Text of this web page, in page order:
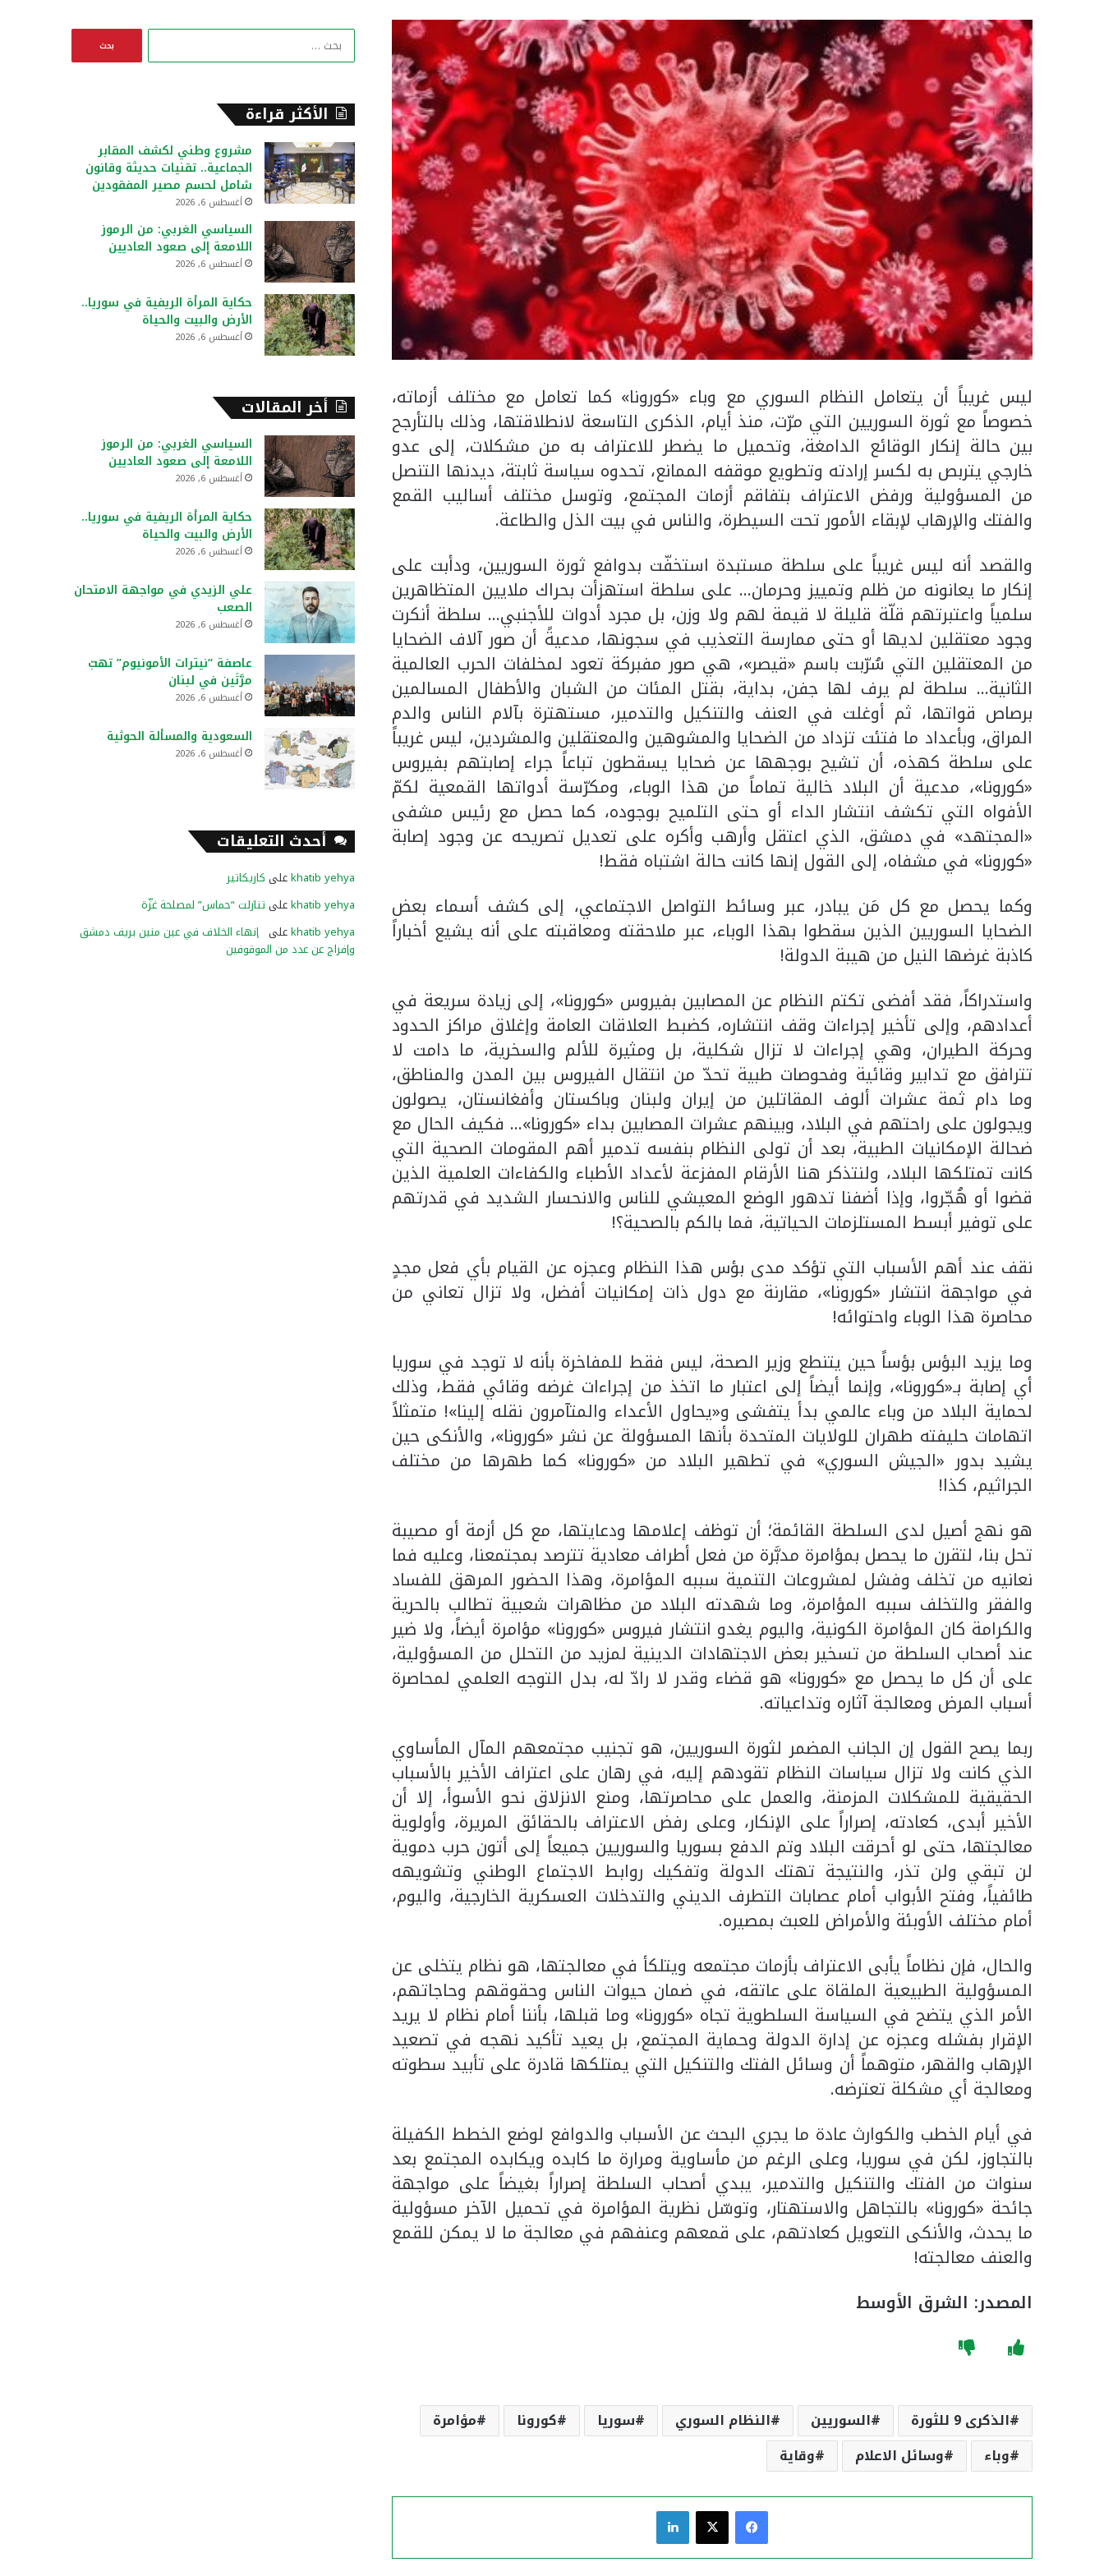
ليس غريباً أن يتعامل النظام السوري مع وباء «كورونا» كما تعامل مع مختلف أزماته،
خصوصاً مع ثورة السوريين التي مرّت، منذ أيام، الذكرى التاسعة لانطلاقتها، وذلك بالتأرجح
بين حالة إنكار الوقائع الدامغة، وتحميل ما يضطر للاعتراف به من مشكلات، إلى عدو
خارجي يتربص به لكسر إرادته وتطويع موقفه الممانع، تحدوه سياسة ثابتة، ديدنها التنصل
من المسؤولية ورفض الاعتراف بتفاقم أزمات المجتمع، وتوسل مختلف أساليب القمع
والفتك والإرهاب لإبقاء الأمور تحت السيطرة، والناس في بيت الذل والطاعة.
والقصد أنه ليس غريباً على سلطة مستبدة استخفّت بدوافع ثورة السوريين، ودأبت على
إنكار ما يعانونه من ظلم وتمييز وحرمان… على سلطة استهزأت بحراك ملايين المتظاهرين
سلمياً واعتبرتهم قلّة قليلة لا قيمة لهم ولا وزن، بل مجرد أدوات للأجنبي… سلطة أنكرت
وجود معتقلين لديها أو حتى ممارسة التعذيب في سجونها، مدعيةً أن صور آلاف الضحايا
من المعتقلين التي سُرّبت باسم «قيصر»، هي صور مفبركة تعود لمخلفات الحرب العالمية
الثانية… سلطة لم يرف لها جفن، بداية، بقتل المئات من الشبان والأطفال المسالمين
برصاص قواتها، ثم أوغلت في العنف والتنكيل والتدمير، مستهترة بآلام الناس والدم
المراق، وبأعداد ما فتئت تزداد من الضحايا والمشوهين والمعتقلين والمشردين، ليس غريباً
على سلطة كهذه، أن تشيح بوجهها عن ضحايا يسقطون تباعاً جراء إصابتهم بفيروس
«كورونا»، مدعية أن البلاد خالية تماماً من هذا الوباء، ومكرّسة أدواتها القمعية لكمّ
الأفواه التي تكشف انتشار الداء أو حتى التلميح بوجوده، كما حصل مع رئيس مشفى
«المجتهد» في دمشق، الذي اعتقل وأرهب وأكره على تعديل تصريحه عن وجود إصابة
«كورونا» في مشفاه، إلى القول إنها كانت حالة اشتباه فقط!
وكما يحصل مع كل مَن يبادر، عبر وسائط التواصل الاجتماعي، إلى كشف أسماء بعض
الضحايا السوريين الذين سقطوا بهذا الوباء، عبر ملاحقته ومعاقبته على أنه يشيع أخباراً
كاذبة غرضها النيل من هيبة الدولة!
واستدراكاً، فقد أفضى تكتم النظام عن المصابين بفيروس «كورونا»، إلى زيادة سريعة في
أعدادهم، وإلى تأخير إجراءات وقف انتشاره، كضبط العلاقات العامة وإغلاق مراكز الحدود
وحركة الطيران، وهي إجراءات لا تزال شكلية، بل ومثيرة للألم والسخرية، ما دامت لا
تترافق مع تدابير وقائية وفحوصات طبية تحدّ من انتقال الفيروس بين المدن والمناطق،
وما دام ثمة عشرات ألوف المقاتلين من إيران ولبنان وباكستان وأفغانستان، يصولون
ويجولون على راحتهم في البلاد، وبينهم عشرات المصابين بداء «كورونا»… فكيف الحال مع
ضحالة الإمكانيات الطبية، بعد أن تولى النظام بنفسه تدمير أهم المقومات الصحية التي
كانت تمتلكها البلاد، ولنتذكر هنا الأرقام المفزعة لأعداد الأطباء والكفاءات العلمية الذين
قضوا أو هُجّروا، وإذا أضفنا تدهور الوضع المعيشي للناس والانحسار الشديد في قدرتهم
على توفير أبسط المستلزمات الحياتية، فما بالكم بالصحية؟!
نقف عند أهم الأسباب التي تؤكد مدى بؤس هذا النظام وعجزه عن القيام بأي فعل مجدٍ
في مواجهة انتشار «كورونا»، مقارنة مع دول ذات إمكانيات أفضل، ولا تزال تعاني من
محاصرة هذا الوباء واحتوائه!
وما يزيد البؤس بؤساً حين يتنطع وزير الصحة، ليس فقط للمفاخرة بأنه لا توجد في سوريا
أي إصابة بـ«كورونا»، وإنما أيضاً إلى اعتبار ما اتخذ من إجراءات غرضه وقائي فقط، وذلك
لحماية البلاد من وباء عالمي بدأ يتفشى و«يحاول الأعداء والمتآمرون نقله إلينا»! متمثلاً
اتهامات حليفته طهران للولايات المتحدة بأنها المسؤولة عن نشر «كورونا»، والأنكى حين
يشيد بدور «الجيش السوري» في تطهير البلاد من «كورونا» كما طهرها من مختلف
الجراثيم، كذا!
هو نهج أصيل لدى السلطة القائمة؛ أن توظف إعلامها ودعايتها، مع كل أزمة أو مصيبة
تحل بنا، لتقرن ما يحصل بمؤامرة مدبَّرة من فعل أطراف معادية تترصد بمجتمعنا، وعليه فما
نعانيه من تخلف وفشل لمشروعات التنمية سببه المؤامرة، وهذا الحضور المرهق للفساد
والفقر والتخلف سببه المؤامرة، وما شهدته البلاد من مظاهرات شعبية تطالب بالحرية
والكرامة كان المؤامرة الكونية، واليوم يغدو انتشار فيروس «كورونا» مؤامرة أيضاً، ولا ضير
عند أصحاب السلطة من تسخير بعض الاجتهادات الدينية لمزيد من التحلل من المسؤولية،
على أن كل ما يحصل مع «كورونا» هو قضاء وقدر لا رادّ له، بدل التوجه العلمي لمحاصرة
أسباب المرض ومعالجة آثاره وتداعياته.
ربما يصح القول إن الجانب المضمر لثورة السوريين، هو تجنيب مجتمعهم المآل المأساوي
الذي كانت ولا تزال سياسات النظام تقودهم إليه، في رهان على اعتراف الأخير بالأسباب
الحقيقية للمشكلات المزمنة، والعمل على محاصرتها، ومنع الانزلاق نحو الأسوأ، إلا أن
الأخير أبدى، كعادته، إصراراً على الإنكار، وعلى رفض الاعتراف بالحقائق المريرة، وأولوية
معالجتها، حتى لو أحرقت البلاد وتم الدفع بسوريا والسوريين جميعاً إلى أتون حرب دموية
لن تبقي ولن تذر، والنتيجة تهتك الدولة وتفكيك روابط الاجتماع الوطني وتشويهه
طائفياً، وفتح الأبواب أمام عصابات التطرف الديني والتدخلات العسكرية الخارجية، واليوم،
أمام مختلف الأوبئة والأمراض للعبث بمصيره.
والحال، فإن نظاماً يأبى الاعتراف بأزمات مجتمعه ويتلكأ في معالجتها، هو نظام يتخلى عن
المسؤولية الطبيعية الملقاة على عاتقه، في ضمان حيوات الناس وحقوقهم وحاجاتهم،
الأمر الذي يتضح في السياسة السلطوية تجاه «كورونا» وما قبلها، بأننا أمام نظام لا يريد
الإقرار بفشله وعجزه عن إدارة الدولة وحماية المجتمع، بل يعيد تأكيد نهجه في تصعيد
الإرهاب والقهر، متوهماً أن وسائل الفتك والتنكيل التي يمتلكها قادرة على تأبيد سطوته
ومعالجة أي مشكلة تعترضه.
في أيام الخطب والكوارث عادة ما يجري البحث عن الأسباب والدوافع لوضع الخطط الكفيلة
بالتجاوز، لكن في سوريا، وعلى الرغم من مأساوية ومرارة ما كابده ويكابده المجتمع بعد
سنوات من الفتك والتنكيل والتدمير، يبدي أصحاب السلطة إصراراً بغيضاً على مواجهة
جائحة «كورونا» بالتجاهل والاستهتار، وتوسّل نظرية المؤامرة في تحميل الآخر مسؤولية
ما يحدث، والأنكى التعويل كعادتهم، على قمعهم وعنفهم في معالجة ما لا يمكن للقمع
والعنف معالجته!
المصدر: الشرق الأوسط
الذكرى 9 للثورة السوريين النظام السوري سوريا كورونا
مؤامرة
وباء
وسائل الاعلام وقاية
فيسبوك
ا
ن
:
الأكثر قراءة
مشروع وطني لكشف المقابر
الجماعية.. تقنيات حديثة وقانون
شامل لحسم مصير المفقودين
أغسطس 6, 2026
السياسي الغربي: من الرموز
اللامعة إلى صعود العاديين
أغسطس 6, 2026
حكاية المرأة الريفية في سوريا..
الأرض والبيت والحياة
أغسطس 6, 2026
أخر المقالات
السياسي الغربي: من الرموز
اللامعة إلى صعود العاديين
أغسطس 6, 2026
حكاية المرأة الريفية في سوريا..
الأرض والبيت والحياة
أغسطس 6, 2026
علي الزيدي في مواجهة الامتحان
الصعب
أغسطس 6, 2026
عاصفة “نيترات الأمونيوم” تهبّ
مرَّتَين في لبنان
أغسطس 6, 2026
السعودية والمسألة الحوثية
أغسطس 6, 2026
أحدث التعليقات
khatib yehyaعلى كاريكاتير
khatib yehyaعلى تنازلت “حماس” لمصلحة غزّة
khatib yehyaعلى إنهاء الخلاف في عين منين بريف دمشق
وإفراج عن عدد من الموقوفين